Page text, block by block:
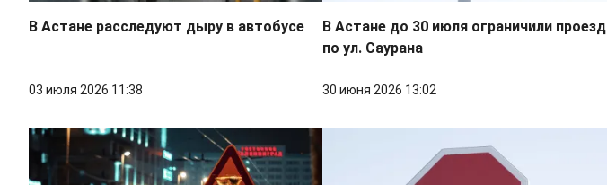
В Астане расследуют дыру в автобусе
03 июля 2026 11:38
В Астане до 30 июля ограничили проезд
по ул. Саурана
30 июня 2026 13:02